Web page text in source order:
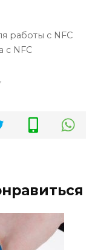
работы с NFC
с NFC